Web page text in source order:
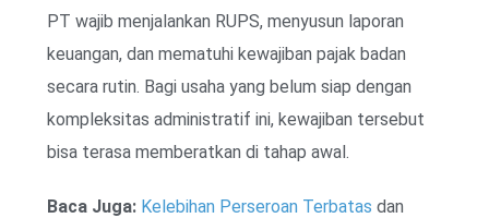
PT wajib menjalankan RUPS, menyusun laporan
keuangan, dan mematuhi kewajiban pajak badan
secara rutin. Bagi usaha yang belum siap dengan
kompleksitas administratif ini, kewajiban tersebut
bisa terasa memberatkan di tahap awal.
Baca Juga: Kelebihan Perseroan Terbatas dan